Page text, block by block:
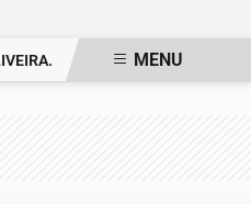
COMUNICAMOS O
MENU